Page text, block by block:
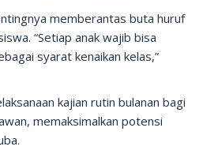
memberantas buta huruf
“Setiap anak wajib bisa
syarat kenaikan kelas,”
kajian rutin bulanan bagi
memaksimalkan potensi